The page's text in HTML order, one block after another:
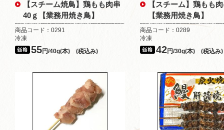
【スチーム焼鳥】鶏もも肉串
40ｇ【業務用焼き鳥】
商品コード：0291
冷凍
55円/40g(本) (税込み)
【スチーム】鶏もも
【業務用焼き鳥】
商品コード：0289
冷凍
42円/30g(本) (税込み)